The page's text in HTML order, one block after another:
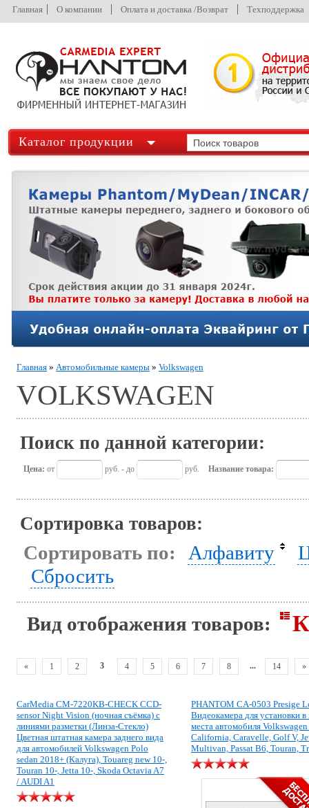
Главная О компании Оплата и доставка /Возврат Техподдержка
Каталог продукции
Главная » Автомобильные камеры » Volkswagen
VOLKSWAGEN
Поиск по данной категории:
Цена: от руб. - до руб. Название товара:
Сортировка товаров:
Сортировать по: Алфавиту
Сбросить
Вид отображения товаров:
« 1 2 3 4 5 6 7 8 ... 14 »
CarMedia CM-7220KB-CHECK CCD-
sensor Night Vision (ночная съёмка) с
линиями разметки (Линза-Стекло)
Цветная штатная камера заднего вида
для автомобилей Volkswagen Polo
sedan 2018+ (Калуга), Touareg new 10-,
Touran 10-, Jetta 10-, Skoda Octavia A7
/ AUDI A1
PHANTOM CA-0503 Presige
Видеокамера для установки
места автомобиля
California, Caravelle, Golf V,
Multivan, Passat B6, Touran,